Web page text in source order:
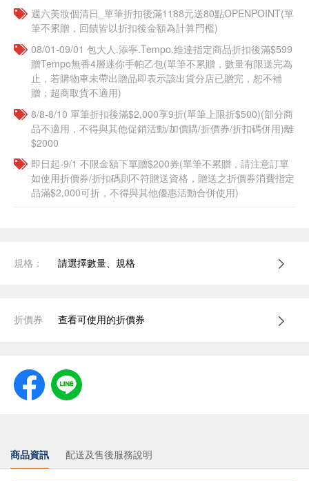
週六美妝個清日_單筆折扣後滿1188元送80點OPENPOINT(單
筆不累贈，回饋皆以折扣後金額為計算門檻)
08/01-09/01 包大人.添寧.Tempo.維達指定商品折扣後滿$599
贈Tempo無香4層迷你手帕乙包(單筆不累贈，數量有限送完為
止，若購物車未帶出贈品即表示該出貨分店已贈完，恕不補
贈；超商取貨不適用)
8/8-8/10 單筆折扣後滿$2,000享9折(單筆上限折$500)(部分商
品不適用，不得與其他促銷活動/加價購/折價券/折扣碼併用)離
$2000
即日起-9/1 不限金額下單贈$200券(單筆不累贈，請注意訂單
如使用折價券/折扣碼則不符贈送資格，贈送之折價券消費指定
品滿$2,000可折，不得與其他優惠活動合併使用)
規格： 請選擇數量、規格
折價券 查看可使用的折價券
商品資訊 配送及售後服務說明